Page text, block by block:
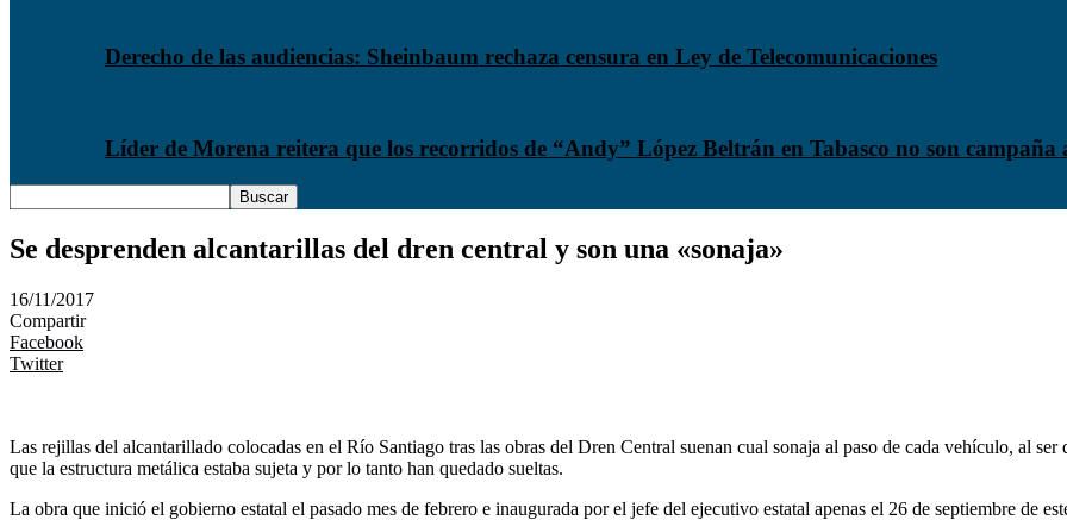
Derecho de las audiencias: Sheinbaum rechaza censura en Ley de Telecomunicaciones
Líder de Morena reitera que los recorridos de “Andy” López Beltrán en Tabasco no son campaña
Se desprenden alcantarillas del dren central y son una «sonaja»
16/11/2017
Compartir
Facebook
Twitter
Las rejillas del alcantarillado colocadas en el Río Santiago tras las obras del Dren Central suenan cual sonaja al paso de cada vehículo, al
que la estructura metálica estaba sujeta y por lo tanto han quedado sueltas.
La obra que inició el gobierno estatal el pasado mes de febrero e inaugurada por el jefe del ejecutivo estatal apenas el 26 de septiembre de